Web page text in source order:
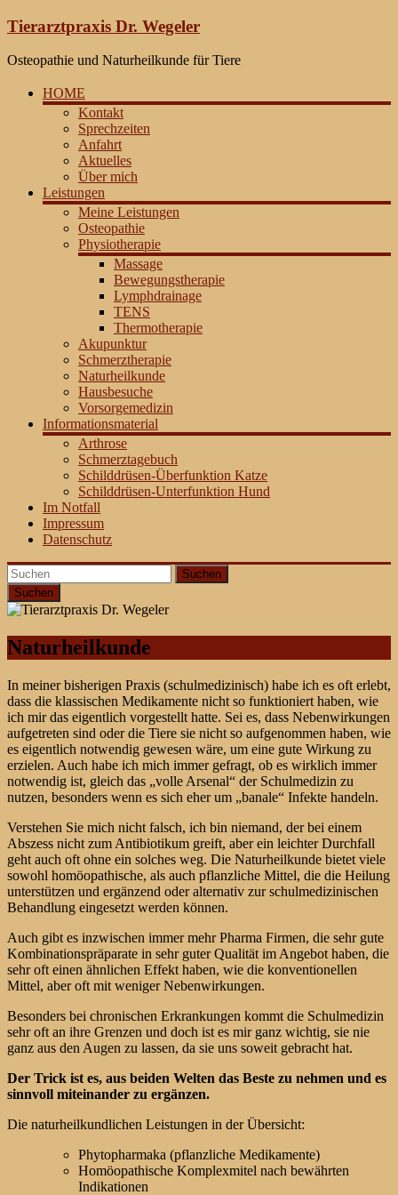
Zum
springen
Tierarztpraxis Dr. Wegeler
Osteopathie und Naturheilkunde für Tiere
HOME
Kontakt
Sprechzeiten
Anfahrt
Aktuelles
Über mich
Leistungen
Meine Leistungen
Osteopathie
Physiotherapie
Massage
Bewegungstherapie
Lymphdrainage
TENS
Thermotherapie
Akupunktur
Schmerztherapie
Naturheilkunde
Hausbesuche
Vorsorgemedizin
Informationsmaterial
Arthrose
Schmerztagebuch
Schilddrüsen-Überfunktion Katze
Schilddrüsen-Unterfunktion Hund
Im Notfall
Impressum
Datenschutz
Suchen
Naturheilkunde
In meiner bisherigen Praxis (schulmedizinisch) habe ich es oft erlebt,
dass die klassischen Medikamente nicht so funktioniert haben, wie
ich mir das eigentlich vorgestellt hatte. Sei es, dass Nebenwirkungen
aufgetreten sind oder die Tiere sie nicht so aufgenommen haben, wie
es eigentlich notwendig gewesen wäre, um eine gute Wirkung zu
erzielen. Auch habe ich mich immer gefragt, ob es wirklich immer
notwendig ist, gleich das „volle Arsenal“ der Schulmedizin zu
nutzen, besonders wenn es sich eher um „banale“ Infekte handeln.
Verstehen Sie mich nicht falsch, ich bin niemand, der bei einem
Abszess nicht zum Antibiotikum greift, aber ein leichter Durchfall
geht auch oft ohne ein solches weg. Die Naturheilkunde bietet viele
sowohl homöopathische, als auch pflanzliche Mittel, die die Heilung
unterstützen und ergänzend oder alternativ zur schulmedizinischen
Behandlung eingesetzt werden können.
Auch gibt es inzwischen immer mehr Pharma Firmen, die sehr gute
Kombinationspräparate in sehr guter Qualität im Angebot haben, die
sehr oft einen ähnlichen Effekt haben, wie die konventionellen
Mittel, aber oft mit weniger Nebenwirkungen.
Besonders bei chronischen Erkrankungen kommt die Schulmedizin
sehr oft an ihre Grenzen und doch ist es mir ganz wichtig, sie nie
ganz aus den Augen zu lassen, da sie uns soweit gebracht hat.
Der Trick ist es, aus beiden Welten das Beste zu nehmen und es
sinnvoll miteinander zu ergänzen.
Die naturheilkundlichen Leistungen in der Übersicht:
Phytopharmaka (pflanzliche Medikamente)
Homöopathische Komplexmitel nach bewährten
Indikationen